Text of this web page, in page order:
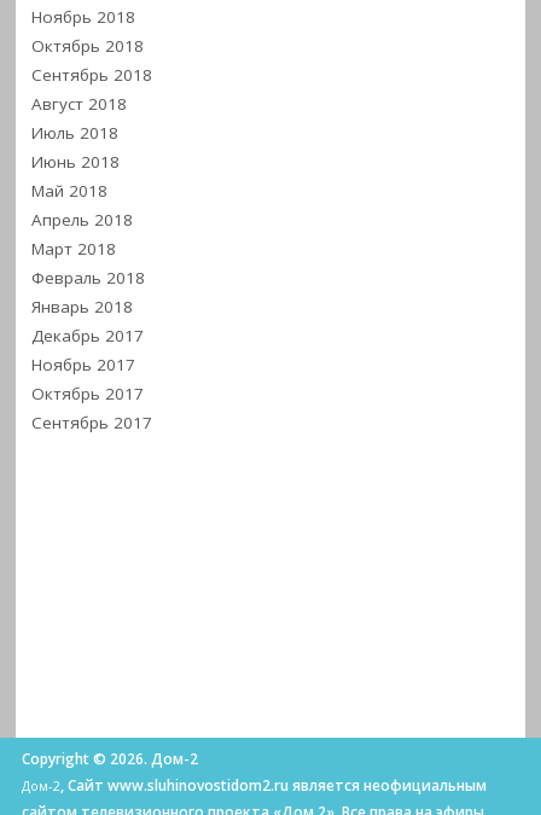
Ноябрь 2018
Октябрь 2018
Сентябрь 2018
Август 2018
Июль 2018
Июнь 2018
Май 2018
Апрель 2018
Март 2018
Февраль 2018
Январь 2018
Декабрь 2017
Ноябрь 2017
Октябрь 2017
Сентябрь 2017
Copyright © 2026. Дом-2
Дом-2, Сайт www.sluhinovostidom2.ru является неофициальным